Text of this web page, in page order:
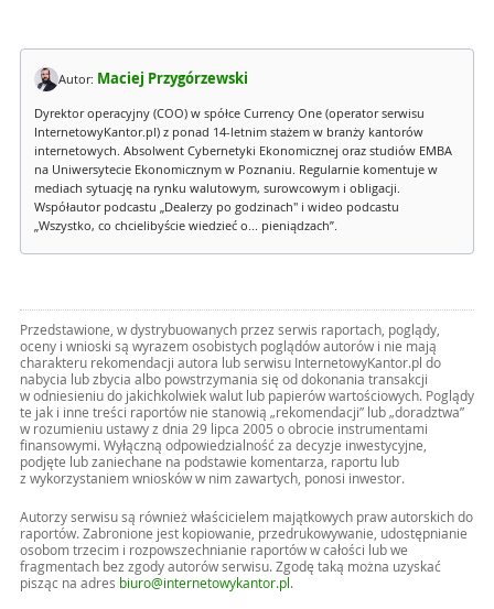
Autor: Maciej Przygórzewski
Dyrektor operacyjny (COO) w spółce Currency One (operator serwisu
InternetowyKantor.pl) z ponad 14-letnim stażem w branży kantorów
internetowych. Absolwent Cybernetyki Ekonomicznej oraz studiów EMBA
na Uniwersytecie Ekonomicznym w Poznaniu. Regularnie komentuje w
mediach sytuację na rynku walutowym, surowcowym i obligacji.
Współautor podcastu „Dealerzy po godzinach" i wideo podcastu
„Wszystko, co chcielibyście wiedzieć o... pieniądzach”.
Przedstawione, w dystrybuowanych przez serwis raportach, poglądy,
oceny i wnioski są wyrazem osobistych poglądów autorów i nie mają
charakteru rekomendacji autora lub serwisu InternetowyKantor.pl do
nabycia lub zbycia albo powstrzymania się od dokonania transakcji
w odniesieniu do jakichkolwiek walut lub papierów wartościowych. Poglądy
te jak i inne treści raportów nie stanowią „rekomendacji” lub „doradztwa”
w rozumieniu ustawy z dnia 29 lipca 2005 o obrocie instrumentami
finansowymi. Wyłączną odpowiedzialność za decyzje inwestycyjne,
podjęte lub zaniechane na podstawie komentarza, raportu lub
z wykorzystaniem wniosków w nim zawartych, ponosi inwestor.
Autorzy serwisu są również właścicielem majątkowych praw autorskich do
raportów. Zabronione jest kopiowanie, przedrukowywanie, udostępnianie
osobom trzecim i rozpowszechnianie raportów w całości lub we
fragmentach bez zgody autorów serwisu. Zgodę taką można uzyskać
pisząc na adres biuro@internetowykantor.pl .